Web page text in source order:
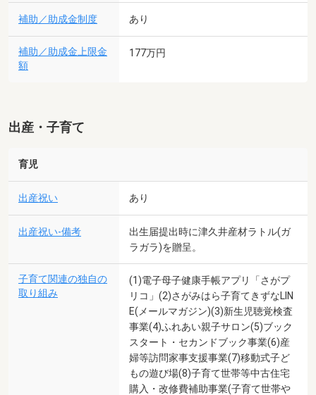
補助／助成金制度 あり
補助／助成金上限金
額
177万円
出産・子育て
育児
出産祝い あり
出産祝い-備考
出生届提出時に津久井産材ラトル(ガ
ラガラ)を贈呈。
子育て関連の独自の
取り組み
(1)電子母子健康手帳アプリ「さがプ
リコ」(2)さがみはら子育てきずなLIN
E(メールマガジン)(3)新生児聴覚検査
事業(4)ふれあい親子サロン(5)ブック
スタート・セカンドブック事業(6)産
婦等訪問家事支援事業(7)移動式子ど
もの遊び場(8)子育て世帯等中古住宅
購入・改修費補助事業(子育て世帯や